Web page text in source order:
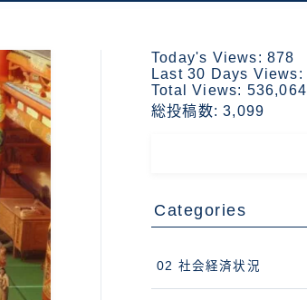
Today's Views: 878
Last 30 Days Views:
Total Views: 536,064
総投稿数:3,099
Categories
02 社会経済状況